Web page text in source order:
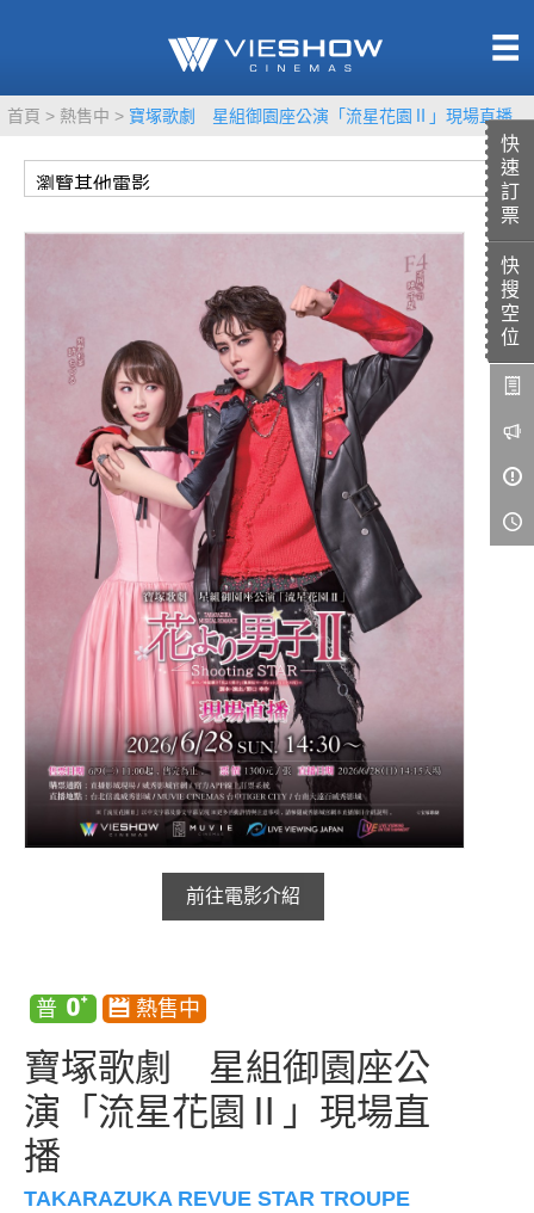
快
速
訂
票
快
搜
空
位
首頁 熱售中 寶塚歌劇 星組御園座公演「流星花園Ⅱ」現場直播
前往電影介紹
寶塚歌劇 星組御園座公
演「流星花園Ⅱ」現場直
播
TAKARAZUKA REVUE STAR TROUPE
熱售中
IMAX
4DX
VR 演唱會
GOLD CLASS
AD口述影像
LIVE演唱會
影城餐飲
UNICORN
影城公告
影城活動
中獎名單
合作夥伴
商家介紹
加入iShow
會員活動
會員Q&A